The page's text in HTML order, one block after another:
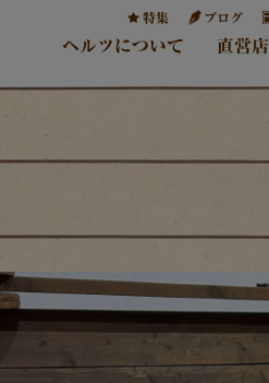
特集 ブログ
ヘルツについて 直営店